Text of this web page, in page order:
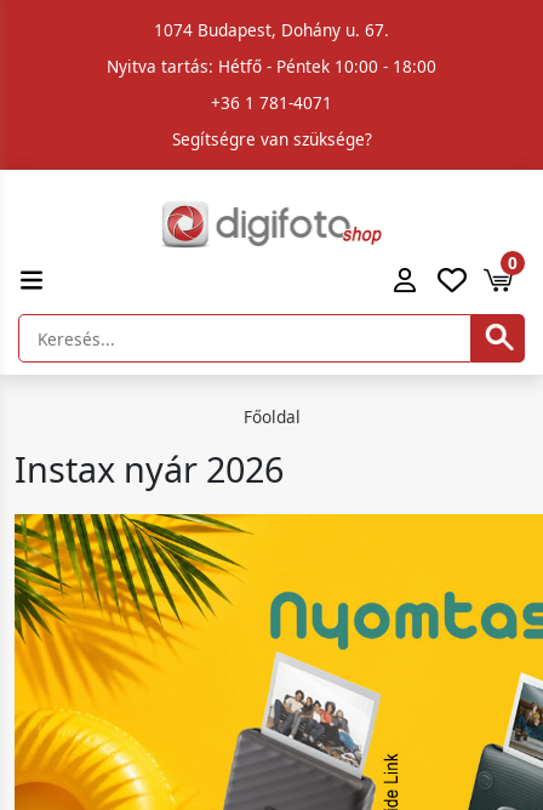
1074 Budapest, Dohány u. 67.
Nyitva tartás: Hétfő - Péntek 10:00 - 18:00
+36 1 781-4071
Segítségre van szüksége?
0
Főoldal
Instax nyár 2026